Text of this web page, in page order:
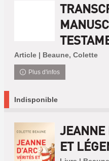
Article | Beaune, Colette
Plus d'infos
Indisponible
JEANNE
ET